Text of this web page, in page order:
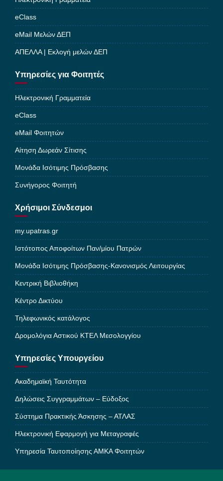
eClass
eMail Μελών ΔΕΠ
ΑΠΕΛΛΑ | Εκλογή μελών ΔΕΠ
Υπηρεσίες για Φοιτητές
Ηλεκτρονική Γραμματεία
eClass
eMail Φοιτητών
Αίτηση Δωρεάν Σίτισης
Μονάδα Ισότιμης Πρόσβασης
Συνήγορος Φοιτητή
Χρήσιμοι Σύνδεσμοι
my.upatras.gr
Ιστότοπος Αποφοίτων Παν/μίου Πατρών
Μονάδα Ισότιμης Πρόσβασης-Κανονισμός Λειτουργίας
Κεντρική Βιβλιοθήκη
Κέντρο Δικτύου
Τηλεφωνικός κατάλογος
Δρομολόγια Αστικού ΚΤΕΛ Μεσολογγίου
Υπηρεσίες Υπουργείου
Ακαδημαϊκή Ταυτότητα
Δηλώσεις Συγγραμμάτων – Εύδοξος
Σύστημα Πρακτικής Άσκησης – ΑΤΛΑΣ
Ηλεκτρονική Εφαρμογή για Μεταγραφές
Υπηρεσία Ταυτοποίησης ΑΜΚΑ Φοιτητών